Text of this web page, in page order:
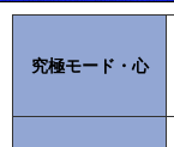
究極モード・心